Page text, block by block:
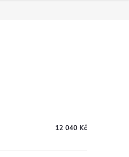
12 040 Kč